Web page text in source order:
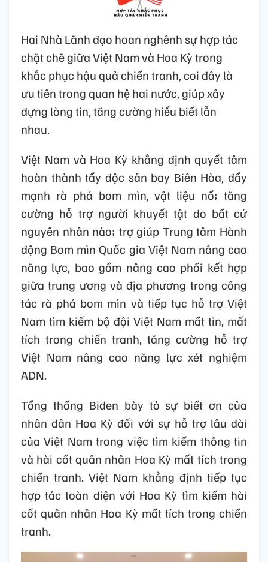
trong việc phát triển ngành dược nhằm tăng
cường hợp tác an ninh y tế toàn cầu. Theo
đó, Hoa Kỳ sẵn sàng tăng cường hợp tác
nhằm tăng mức độ tương thích của các quy
định, qua đó giúp Việt Nam đóng vai trò tích
cực trong chuỗi cung y tế khu vực và quốc
tế."
Hai Nhà Lãnh đạo hoan nghênh sự hợp tác
chặt chẽ giữa Việt Nam và Hoa Kỳ trong
khắc phục hậu quả chiến tranh, coi đây là
ưu tiên trong quan hệ hai nước, giúp xây
dựng lòng tin, tăng cường hiểu biết lẫn
nhau.
Việt Nam và Hoa Kỳ khẳng định quyết tâm
hoàn thành tẩy độc sân bay Biên Hòa, đẩy
mạnh rà phá bom mìn, vật liệu nổ; tăng
cường hỗ trợ người khuyết tật do bất cứ
nguyên nhân nào; trợ giúp Trung tâm Hành
động Bom mìn Quốc gia Việt Nam nâng cao
năng lực, bao gồm nâng cao phối kết hợp
giữa trung ương và địa phương trong công
tác rà phá bom mìn và tiếp tục hỗ trợ Việt
Nam tìm kiếm bộ đội Việt Nam mất tin, mất
tích trong chiến tranh, tăng cường hỗ trợ
Việt Nam nâng cao năng lực xét nghiệm
ADN.
Tổng thống Biden bày tỏ sự biết ơn của